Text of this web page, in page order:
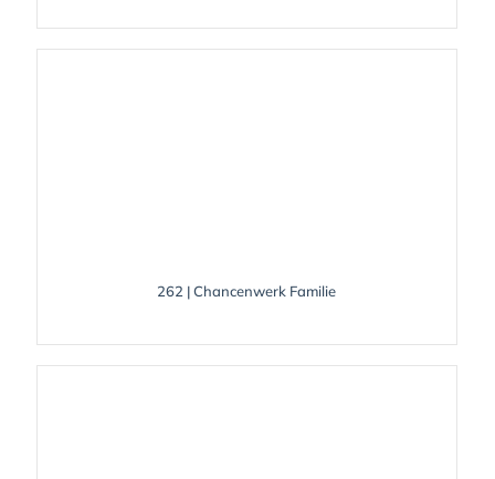
262 | Chancenwerk Familie